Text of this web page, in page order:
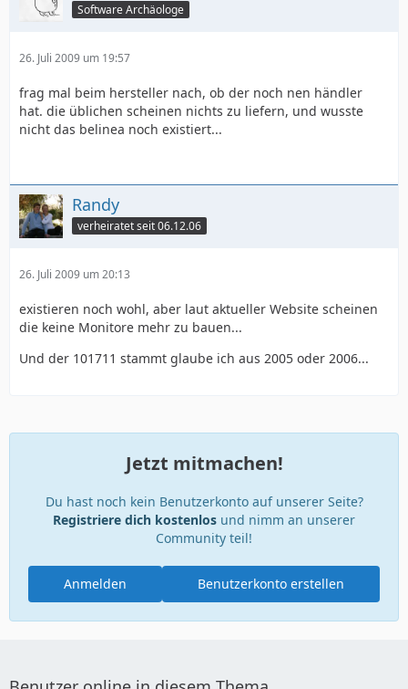
Software Archäologe
26. Juli 2009 um 19:57
frag mal beim hersteller nach, ob der noch nen händler
hat. die üblichen scheinen nichts zu liefern, und wusste
nicht das belinea noch existiert...
Randy
verheiratet seit 06.12.06
26. Juli 2009 um 20:13
existieren noch wohl, aber laut aktueller Website scheinen
die keine Monitore mehr zu bauen...
Und der 101711 stammt glaube ich aus 2005 oder 2006...
Jetzt mitmachen!
Du hast noch kein Benutzerkonto auf unserer Seite?
Registriere dich kostenlos und nimm an unserer
Community teil!
Benutzerkonto erstellen
Anmelden